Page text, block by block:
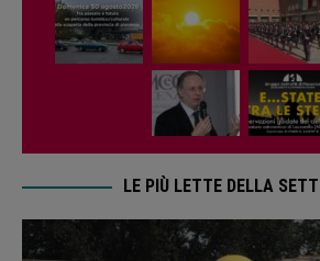
LE PIÙ LETTE DELLA